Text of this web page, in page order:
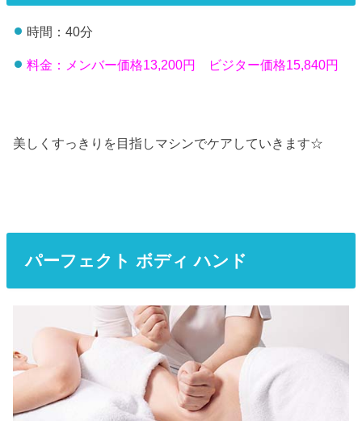
時間：40分
料金：メンバー価格13,200円 ビジター価格15,840円
美しくすっきりを目指しマシンでケアしていきます☆
パーフェクト ボディ ハンド